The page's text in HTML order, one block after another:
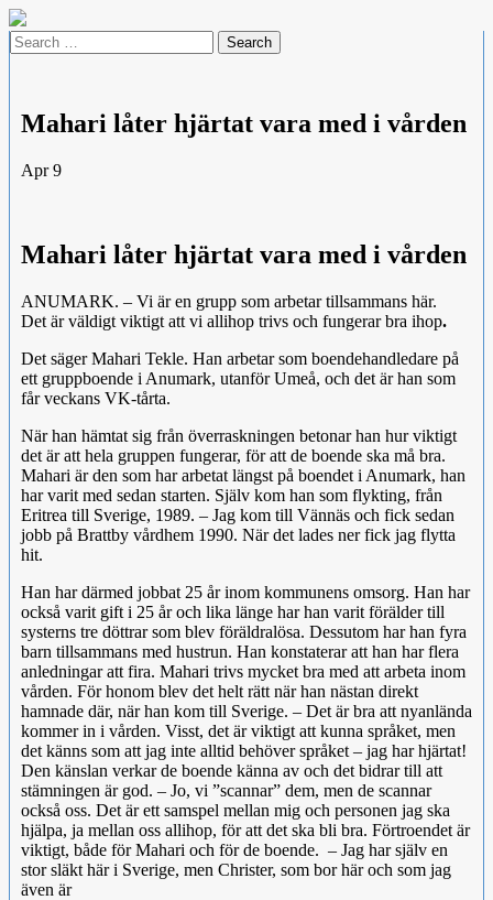
Skip
to
content
Search
for:
Mahari låter hjärtat vara med i vården
Apr 9
Mahari låter hjärtat vara med i vården
ANUMARK. – Vi är en grupp som arbetar tillsammans här.
Det är väldigt viktigt att vi allihop trivs och fungerar bra ihop.
Det säger Mahari Tekle. Han arbetar som boendehandledare på
ett gruppboende i Anumark, utanför Umeå, och det är han som
får veckans VK-tårta.
När han hämtat sig från överraskningen betonar han hur viktigt
det är att hela gruppen fungerar, för att de boende ska må bra.
Mahari är den som har arbetat längst på boendet i Anumark, han
har varit med sedan starten. Själv kom han som flykting, från
Eritrea till Sverige, 1989. – Jag kom till Vännäs och fick sedan
jobb på Brattby vårdhem 1990. När det lades ner fick jag flytta
hit.
Han har därmed jobbat 25 år inom kommunens omsorg. Han har
också varit gift i 25 år och lika länge har han varit förälder till
systerns tre döttrar som blev föräldralösa. Dessutom har han fyra
barn tillsammans med hustrun. Han konstaterar att han har flera
anledningar att fira. Mahari trivs mycket bra med att arbeta inom
vården. För honom blev det helt rätt när han nästan direkt
hamnade där, när han kom till Sverige. – Det är bra att nyanlända
kommer in i vården. Visst, det är viktigt att kunna språket, men
det känns som att jag inte alltid behöver språket – jag har hjärtat!
Den känslan verkar de boende känna av och det bidrar till att
stämningen är god. – Jo, vi ”scannar” dem, men de scannar
också oss. Det är ett samspel mellan mig och personen jag ska
hjälpa, ja mellan oss allihop, för att det ska bli bra. Förtroendet är
viktigt, både för Mahari och för de boende. – Jag har själv en
stor släkt här i Sverige, men Christer, som bor här och som jag
även är